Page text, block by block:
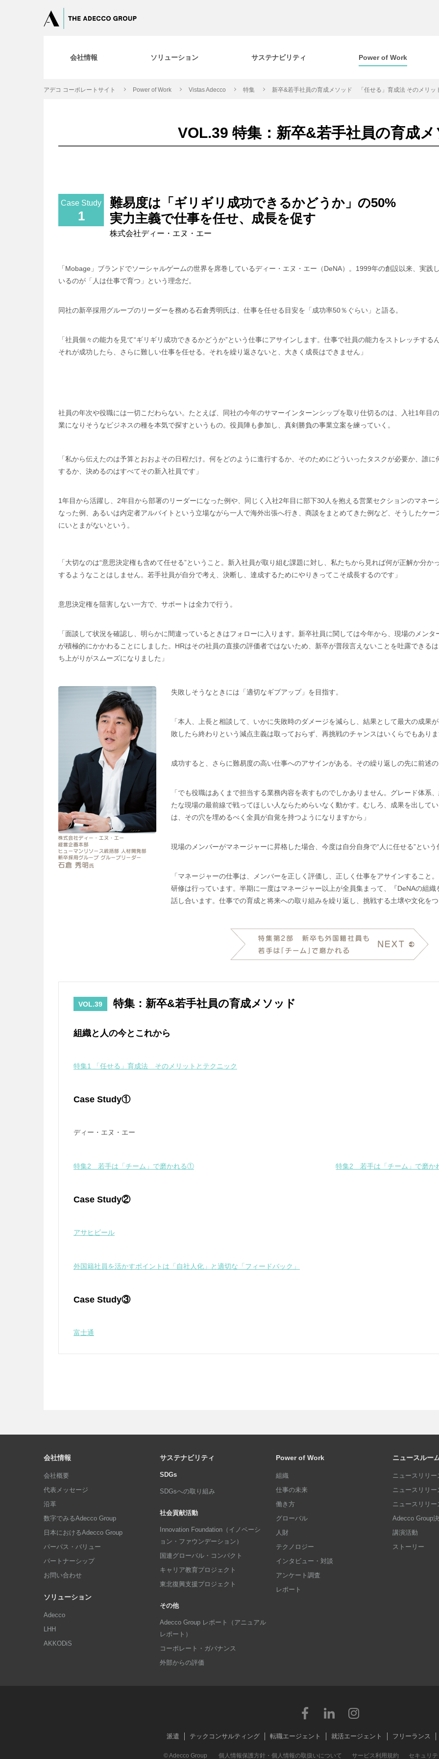
会社情報 ソリューション サステナビリティ Power of Work
アデコ コーポレートサイト Power of Work Vistas Adecco 特集 新卒&若手社員の育成メソッド 「任せる」育成法 そのメリッ
VOL.39 特集：新卒&若手社員の育成
Case Study
1
難易度は「ギリギリ成功できるかどうか」の50%
実力主義で仕事を任せ、成長を促す
株式会社ディー・エヌ・エー
「Mobage」ブランドでソーシャルゲームの世界を席巻しているディー・エヌ・エー（DeNA）。1999年の創設以来、実践
いるのが「人は仕事で育つ」という理念だ。
同社の新卒採用グループのリーダーを務める石倉秀明氏は、仕事を任せる目安を「成功率50％ぐらい」と語る。
「社員個々の能力を見て“ギリギリ成功できるかどうか”という仕事にアサインします。仕事で社員の能力をストレッチする
それが成功したら、さらに難しい仕事を任せる。それを繰り返さないと、大きく成長はできません」
社員の年次や役職には一切こだわらない。たとえば、同社の今年のサマーインターンシップを取り仕切るのは、入社1年目
業になりそうなビジネスの種を本気で探すというもの。役員陣も参加し、真剣勝負の事業立案を練っていく。
「私から伝えたのは予算とおおよその日程だけ。何をどのように進行するか、そのためにどういったタスクが必要か、誰に
するか、決めるのはすべてその新入社員です」
1年目から活躍し、2年目から部署のリーダーになった例や、同じく入社2年目に部下30人を抱える営業セクションのマネー
なった例、あるいは内定者アルバイトという立場ながら一人で海外出張へ行き、商談をまとめてきた例など、そうしたケー
にいとまがないという。
「大切なのは“意思決定権も含めて任せる”ということ。新入社員が取り組む課題に対し、私たちから見れば何が正解か分
するようなことはしません。若手社員が自分で考え、決断し、達成するためにやりきってこそ成長するのです」
意思決定権を阻害しない一方で、サポートは全力で行う。
「面談して状況を確認し、明らかに間違っているときはフォローに入ります。新卒社員に関しては今年から、現場のメン
が積極的にかかわることにしました。HRはその社員の直接の評価者ではないため、新卒が普段言えないことを吐露できる
ち上がりがスムーズになりました」
失敗しそうなときには「適切なギブアップ」を目指す。
「本人、上長と相談して、いかに失敗時のダメージを減らし、結果として最大の成果
敗したら終わりという減点主義は取っておらず、再挑戦のチャンスはいくらでもあり
成功すると、さらに難易度の高い仕事へのアサインがある。その繰り返しの先に前述
「でも役職はあくまで担当する業務内容を表すものでしかありません。グレード体系
たな現場の最前線で戦ってほしい人ならためらいなく動かす。むしろ、成果を出して
は、その穴を埋めるべく全員が自覚を持つようになりますから」
現場のメンバーがマネージャーに昇格した場合、今度は自分自身で“人に任せる”とい
「マネージャーの仕事は、メンバーを正しく評価し、正しく仕事をアサインすること
研修は行っています。半期に一度はマネージャー以上が全員集まって、『DeNAの組
話し合います。仕事での育成と将来への取り組みを繰り返し、挑戦する土壌や文化を
VOL.39 特集：新卒&若手社員の育成メソッド
組織と人の今とこれから
特集1 「任せる」育成法 そのメリットとテクニック
Case Study①
ディー・エヌ・エー
特集2 若手は「チーム」で磨かれる① 特集2 若手は「チーム」で磨
Case Study②
アサヒビール
外国籍社員を活かすポイントは「自社人化」と適切な「フィードバック」
Case Study③
富士通
会社情報
会社概要
代表メッセージ
沿革
数字でみるAdecco Group
日本におけるAdecco Group
パーパス・バリュー
パートナーシップ
お問い合わせ
ソリューション
Adecco
LHH
AKKODiS
サステナビリティ
SDGs
SDGsへの取り組み
社会貢献活動
Innovation Foundation（イノベーシ
ョン・ファウンデーション）
国連グローバル・コンパクト
キャリア教育プロジェクト
東北復興支援プロジェクト
その他
Adecco Group レポート（アニュアル
レポート）
コーポレート・ガバナンス
外部からの評価
Power of Work
組織
仕事の未来
働き方
グローバル
人財
テクノロジー
インタビュー・対談
アンケート調査
レポート
ニュースルー
ニュースリリー
ニュースリリー
ニュースリリー
Adecco Group
講演活動
ストーリー
派遣 テックコンサルティング 転職エージェント 就活エージェント フリーランス
© Adecco Group 個人情報保護方針・個人情報の取扱いについて サービス利用規約 セキュリ